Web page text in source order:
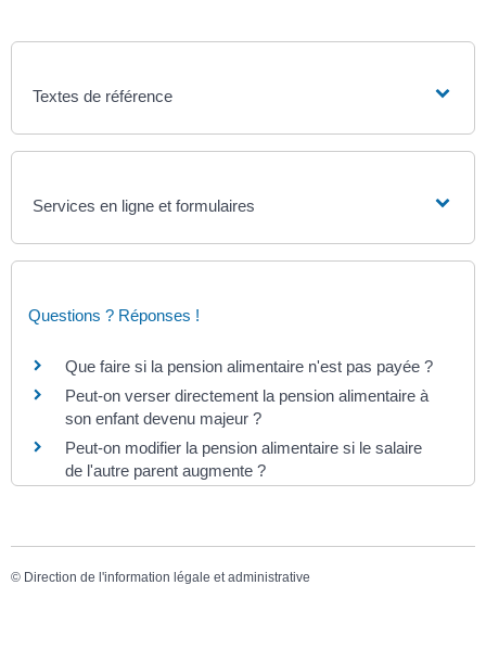
Textes de référence
Services en ligne et formulaires
Questions ? Réponses !
Que faire si la pension alimentaire n'est pas payée ?
Peut-on verser directement la pension alimentaire à
son enfant devenu majeur ?
Peut-on modifier la pension alimentaire si le salaire
de l'autre parent augmente ?
© Direction de l'information légale et administrative